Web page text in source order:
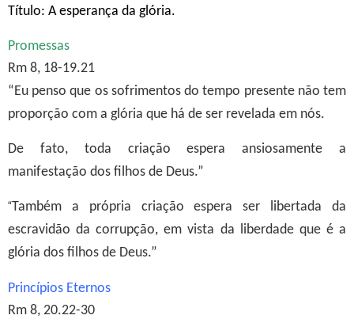
Título: A esperança da glória.
Promessas
Rm 8, 18-19.21
“Eu penso que os sofrimentos do tempo presente não tem
proporção com a glória que há de ser revelada em nós.
De fato, toda criação espera ansiosamente a
manifestação dos filhos de Deus.”
“Também a própria criação espera ser libertada da
escravidão da corrupção, em vista da liberdade que é a
glória dos filhos de Deus.”
Princípios Eternos
Rm 8, 20.22-30